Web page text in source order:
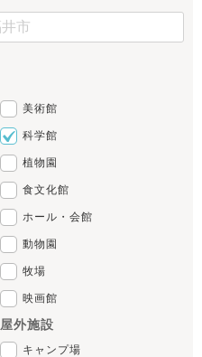
美術館
科学館
植物園
食文化館
ホール・会館
動物園
牧場
映画館
屋外施設
キャンプ場